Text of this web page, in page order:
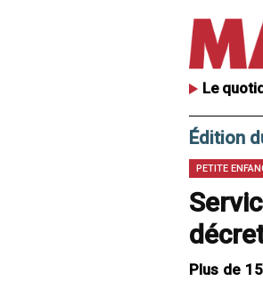
Le
Édition
PETITE
Plus de